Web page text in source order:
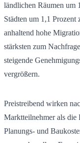
ländlichen Räumen um
Städten um 1,1
anhaltend hohe
stärksten zum
steigende
vergrößern.
Preistreibend wirken
Marktteilnehmer als die
Planungs- und